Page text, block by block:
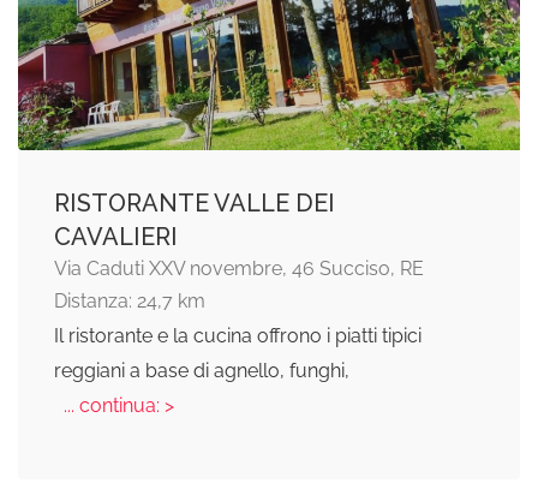
RISTORANTE VALLE DEI
CAVALIERI
Via Caduti XXV novembre, 46 Succiso, RE
Distanza: 24,7 km
Il ristorante e la cucina offrono i piatti tipici
reggiani a base di agnello, funghi,
... continua: >